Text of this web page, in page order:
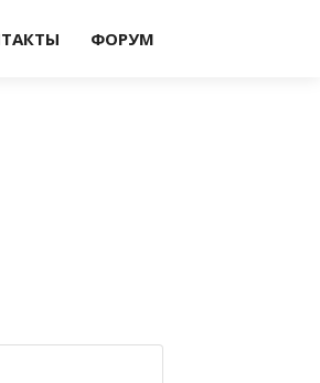
ФОРУМ